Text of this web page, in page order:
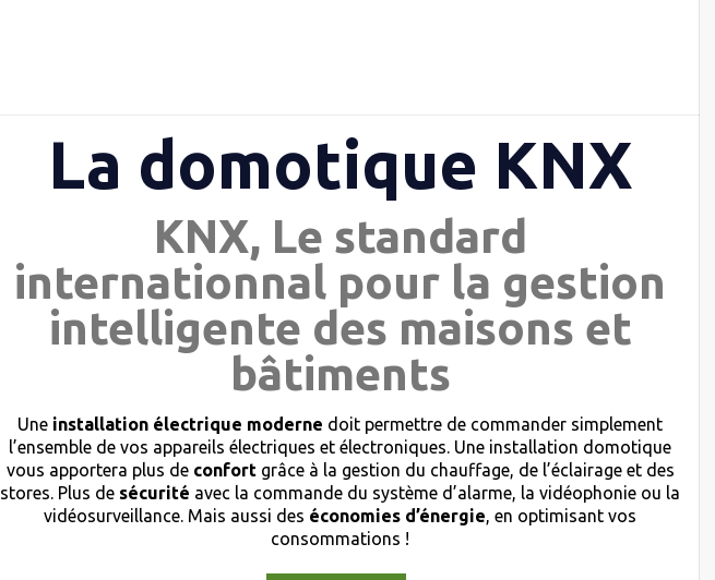
La domotique KNX
KNX, Le standard
internationnal pour la gestion
intelligente des maisons et
bâtiments
Une installation électrique moderne doit permettre de commander simplement
l’ensemble de vos appareils électriques et électroniques. Une installation domotique
vous apportera plus de confortgrâce à la gestion du chauffage, de l’éclairage et des
stores. Plus de sécurité avec la commande du système d’alarme, la vidéophonie ou la
vidéosurveillance. Mais aussi des économies d’énergie, en optimisant vos
consommations !